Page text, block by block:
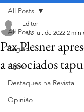
All Posts
Região
Agro
Destaques na Revista
Opinião
All Posts
Pax Plesner
a associados
Editor
1 de jul. de 2022 2 min